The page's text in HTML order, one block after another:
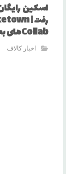
اسکین
Collabهای بعدی
اخبار کالاف